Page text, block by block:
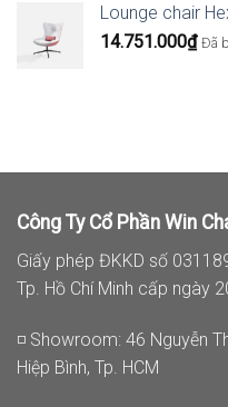
Lounge chair
14.751.000₫ Đã
Công Ty Cổ Phần Win
Giấy phép ĐKKD số
Tp. Hồ Chí Minh cấp ngày
◽ Showroom: 46 Nguyễn
Hiệp Bình, Tp. HCM